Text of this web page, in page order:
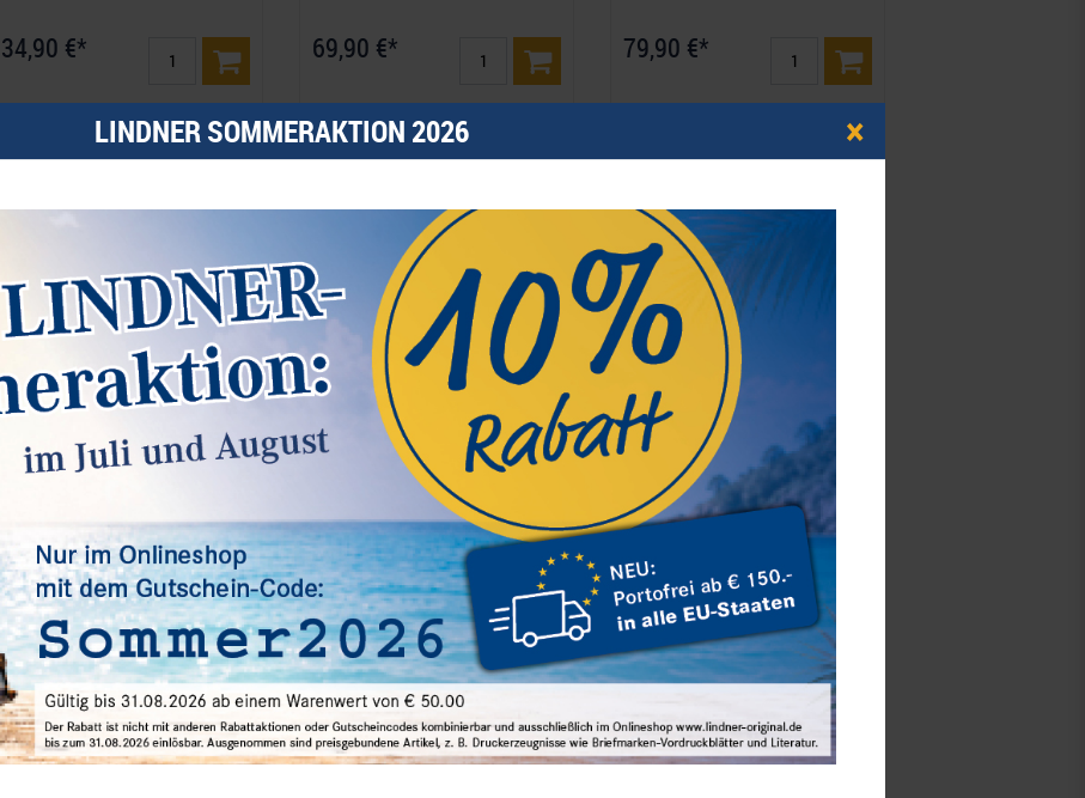
34,90 €*
Best.Nummer 945-2025
69,90 €*
Best.Nummer 946-2026
79,90 €*
Best.Nummer 947-2025
Handbuch Oldenburg (H. Breiter), 1.
Auflage
98,00 €*
Best.Nummer M184-2024
MICHEL - Beiträge zur europäischen
Transitpost, Band 1
20,00 €*
Best.Nummer M178-2019
MICHEL - Carla Michel: Das
geheimnisvolle Oktogon
29,80 €*
Best.Nummer M182-2019
LINDNER SOMMERAKTION 2026 ×